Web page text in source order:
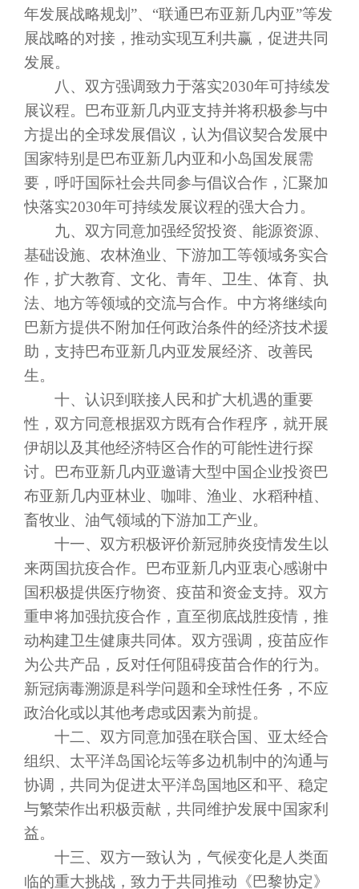
年发展战略规划”、“联通巴布亚新几内亚”等发
展战略的对接，推动实现互利共赢，促进共同
发展。
八、双方强调致力于落实2030年可持续发
展议程。巴布亚新几内亚支持并将积极参与中
方提出的全球发展倡议，认为倡议契合发展中
国家特别是巴布亚新几内亚和小岛国发展需
要，呼吁国际社会共同参与倡议合作，汇聚加
快落实2030年可持续发展议程的强大合力。
九、双方同意加强经贸投资、能源资源、
基础设施、农林渔业、下游加工等领域务实合
作，扩大教育、文化、青年、卫生、体育、执
法、地方等领域的交流与合作。中方将继续向
巴新方提供不附加任何政治条件的经济技术援
助，支持巴布亚新几内亚发展经济、改善民
生。
十、认识到联接人民和扩大机遇的重要
性，双方同意根据双方既有合作程序，就开展
伊胡以及其他经济特区合作的可能性进行探
讨。巴布亚新几内亚邀请大型中国企业投资巴
布亚新几内亚林业、咖啡、渔业、水稻种植、
畜牧业、油气领域的下游加工产业。
十一、双方积极评价新冠肺炎疫情发生以
来两国抗疫合作。巴布亚新几内亚衷心感谢中
国积极提供医疗物资、疫苗和资金支持。双方
重申将加强抗疫合作，直至彻底战胜疫情，推
动构建卫生健康共同体。双方强调，疫苗应作
为公共产品，反对任何阻碍疫苗合作的行为。
新冠病毒溯源是科学问题和全球性任务，不应
政治化或以其他考虑或因素为前提。
十二、双方同意加强在联合国、亚太经合
组织、太平洋岛国论坛等多边机制中的沟通与
协调，共同为促进太平洋岛国地区和平、稳定
与繁荣作出积极贡献，共同维护发展中国家利
益。
十三、双方一致认为，气候变化是人类面
临的重大挑战，致力于共同推动《巴黎协定》